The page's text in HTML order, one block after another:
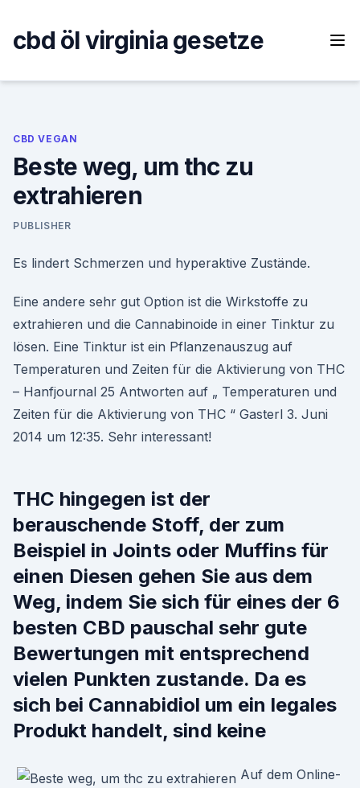
content
cbd öl virginia gesetze
CBD VEGAN
Beste weg, um thc zu
extrahieren
PUBLISHER
Es lindert Schmerzen und hyperaktive Zustände.
Eine andere sehr gut Option ist die Wirkstoffe zu
extrahieren und die Cannabinoide in einer Tinktur zu
lösen. Eine Tinktur ist ein Pflanzenauszug auf
Temperaturen und Zeiten für die Aktivierung von THC
– Hanfjournal 25 Antworten auf „ Temperaturen und
Zeiten für die Aktivierung von THC “ Gasterl 3. Juni
2014 um 12:35. Sehr interessant!
THC hingegen ist der
berauschende Stoff, der zum
Beispiel in Joints oder Muffins für
einen Diesen gehen Sie aus dem
Weg, indem Sie sich für eines der 6
besten CBD pauschal sehr gute
Bewertungen mit entsprechend
vielen Punkten zustande. Da es
sich bei Cannabidiol um ein legales
Produkt handelt, sind keine
Auf dem Online-